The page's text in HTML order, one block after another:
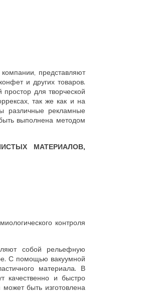
представляют
и других товаров.
для творческой
так же как и на
различные рекламные
выполнена методом
МАТЕРИАЛОВ,
контроля
собой рельефную
С помощью вакуумной
материала. В
качественно и быстро
быть изготовлена